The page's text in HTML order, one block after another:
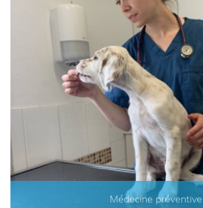
EN SAVOIR PLUS
Médecine préventive